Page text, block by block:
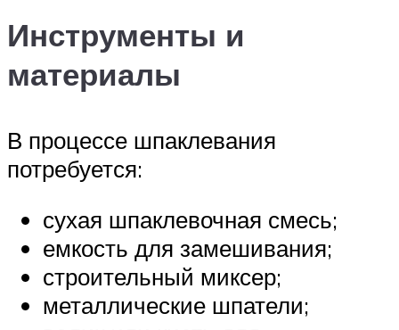
Инструменты и
материалы
В процессе шпаклевания
потребуется:
сухая шпаклевочная смесь;
емкость для замешивания;
строительный миксер;
металлические шпатели;